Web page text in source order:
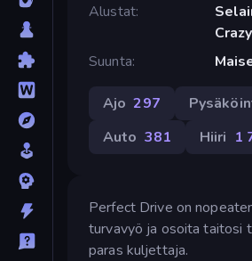
Alustat
Suunta
Ajo 297
Auto 381 Hiiri 1
Perfect Drive on
turvavyö ja osoita taitosi
paras kuljettaja.